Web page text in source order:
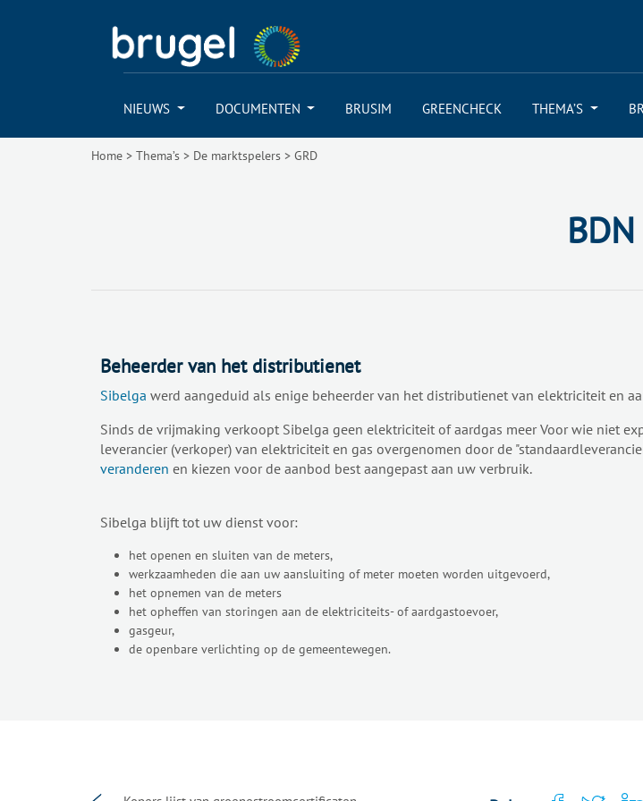
NIEUWS DOCUMENTEN BRUSIM GREENCHECK THEMA’S
Home > Thema’s > De marktspelers > GRD
BDN
Beheerder van het distributienet
Sibelga werd aangeduid als enige beheerder van het distributienet van elektriciteit en
Sinds de vrijmaking verkoopt Sibelga geen elektriciteit of aardgas meer Voor wie niet
leverancier (verkoper) van elektriciteit en gas overgenomen door de
veranderen en kiezen voor de aanbod best aangepast aan uw verbruik.
Sibelga blijft tot uw dienst voor:
het openen en sluiten van de meters,
werkzaamheden die aan uw aansluiting of meter moeten worden uitgevoerd,
het opnemen van de meters
het opheffen van storingen aan de elektriciteits- of aardgastoevoer,
gasgeur,
de openbare verlichting op de gemeentewegen.